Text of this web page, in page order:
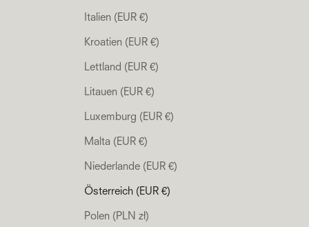
Italien (EUR €)
Kroatien (EUR €)
Lettland (EUR €)
Litauen (EUR €)
Luxemburg (EUR €)
Malta (EUR €)
Niederlande (EUR €)
Österreich (EUR €)
Polen (PLN zł)